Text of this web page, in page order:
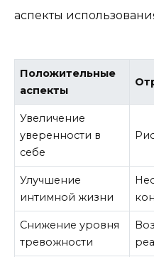
аспекты
Положительные
аспекты
Увеличение
уверенности в
себе
Улучшение
интимной жизни
Снижение уровня
тревожности